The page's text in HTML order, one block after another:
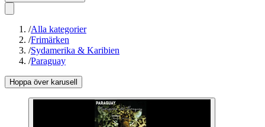
/Alla kategorier
/Frimärken
/Sydamerika & Karibien
/Paraguay
Hoppa över karusell